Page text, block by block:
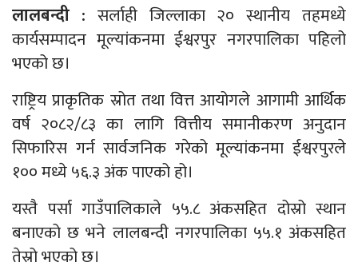
लालबन्दी : सर्लाही जिल्लाका २० स्थानीय तहमध्ये
कार्यसम्पादन मूल्यांकनमा ईश्वरपुर नगरपालिका पहिलो
भएको छ।
राष्ट्रिय प्राकृतिक स्रोत तथा वित्त आयोगले आगामी आर्थिक
वर्ष २०८२/८३ का लागि वित्तीय समानीकरण अनुदान
सिफारिस गर्न सार्वजनिक गरेको मूल्यांकनमा ईश्वरपुरले
१०० मध्ये ५६.३ अंक पाएको हो।
यस्तै पर्सा गाउँपालिकाले ५५.८ अंकसहित दोस्रो स्थान
बनाएको छ भने लालबन्दी नगरपालिका ५५.१ अंकसहित
तेस्रो भएको छ।